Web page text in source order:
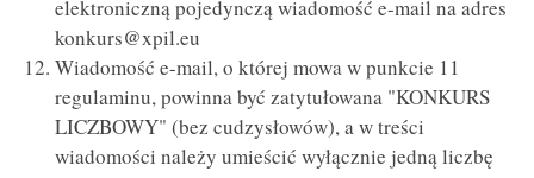
elektroniczną pojedynczą wiadomość e-mail na adres
konkurs@xpil.eu
Wiadomość e-mail, o której mowa w punkcie 11
regulaminu, powinna być zatytułowana "KONKURS
LICZBOWY" (bez cudzysłowów), a w treści
wiadomości należy umieścić wyłącznie jedną liczbę